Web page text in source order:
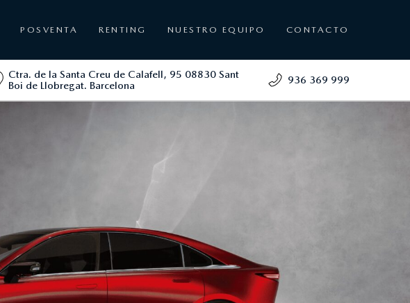
POSVENTA RENTING NUESTRO EQUIPO CONTACTO
Ctra. de la Santa Creu de Calafell, 95 08830 Sant
Boi de Llobregat. Barcelona
936 369 999